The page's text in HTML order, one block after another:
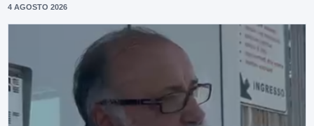
4 AGOSTO 2026